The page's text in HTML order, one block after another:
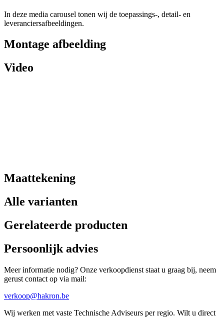
In deze media carousel tonen wij de toepassings-, detail- en
leveranciersafbeeldingen.
Montage afbeelding
Video
Maattekening
Alle varianten
Gerelateerde producten
Persoonlijk advies
Meer informatie nodig? Onze verkoopdienst staat u graag bij, neem
gerust contact op via mail:
verkoop@hakron.be
Wij werken met vaste Technische Adviseurs per regio. Wilt u direct